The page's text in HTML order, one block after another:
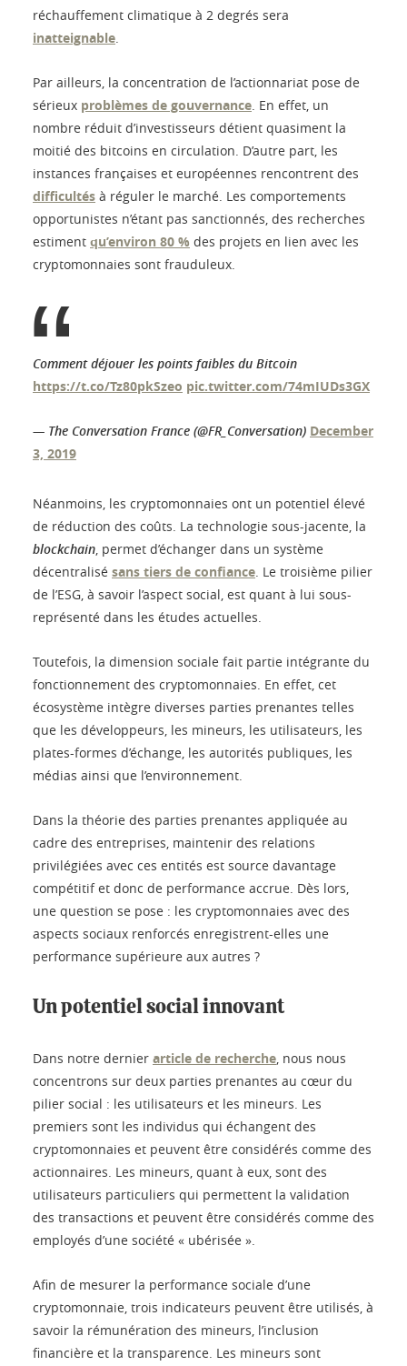
réchauffement climatique à 2 degrés sera
inatteignable.
Par ailleurs, la concentration de l’actionnariat pose de
sérieux problèmes de gouvernance. En effet, un
nombre réduit d’investisseurs détient quasiment la
moitié des bitcoins en circulation. D’autre part, les
instances françaises et européennes rencontrent des
difficultés à réguler le marché. Les comportements
opportunistes n’étant pas sanctionnés, des recherches
estiment qu’environ 80 % des projets en lien avec les
cryptomonnaies sont frauduleux.
Comment déjouer les points faibles du Bitcoin
https://t.co/Tz80pkSzeo pic.twitter.com/74mIUDs3GX
— The Conversation France (@FR_Conversation) December
3, 2019
Néanmoins, les cryptomonnaies ont un potentiel élevé
de réduction des coûts. La technologie sous-jacente, la
blockchain, permet d’échanger dans un système
décentralisé sans tiers de confiance. Le troisième pilier
de l’ESG, à savoir l’aspect social, est quant à lui sous-
représenté dans les études actuelles.
Toutefois, la dimension sociale fait partie intégrante du
fonctionnement des cryptomonnaies. En effet, cet
écosystème intègre diverses parties prenantes telles
que les développeurs, les mineurs, les utilisateurs, les
plates-formes d’échange, les autorités publiques, les
médias ainsi que l’environnement.
Dans la théorie des parties prenantes appliquée au
cadre des entreprises, maintenir des relations
privilégiées avec ces entités est source davantage
compétitif et donc de performance accrue. Dès lors,
une question se pose : les cryptomonnaies avec des
aspects sociaux renforcés enregistrent-elles une
performance supérieure aux autres ?
Un potentiel social innovant
Dans notre dernier article de recherche, nous nous
concentrons sur deux parties prenantes au cœur du
pilier social : les utilisateurs et les mineurs. Les
premiers sont les individus qui échangent des
cryptomonnaies et peuvent être considérés comme des
actionnaires. Les mineurs, quant à eux, sont des
utilisateurs particuliers qui permettent la validation
des transactions et peuvent être considérés comme des
employés d’une société « ubérisée ».
Afin de mesurer la performance sociale d’une
cryptomonnaie, trois indicateurs peuvent être utilisés, à
savoir la rémunération des mineurs, l’inclusion
financière et la transparence. Les mineurs sont